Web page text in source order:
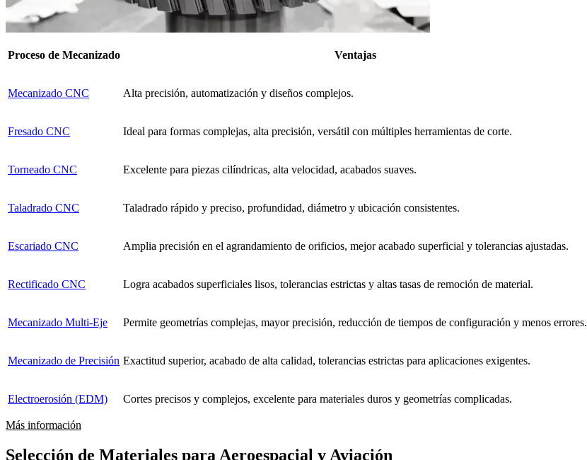
Proceso de Mecanizado Ventajas
Mecanizado CNC Alta precisión, automatización y diseños complejos.
Fresado CNC Ideal para formas complejas, alta precisión, versátil con múltiples herramientas de corte.
Torneado CNC Excelente para piezas cilíndricas, alta velocidad, acabados suaves.
Taladrado CNC Taladrado rápido y preciso, profundidad, diámetro y ubicación consistentes.
Escariado CNC Amplia precisión en el agrandamiento de orificios, mejor acabado superficial y tolerancias ajustadas.
Rectificado CNC Logra acabados superficiales lisos, tolerancias estrictas y altas tasas de remoción de material.
Mecanizado Multi-Eje Permite geometrías complejas, mayor precisión, reducción de tiempos de configuración y menos errores.
Mecanizado de Precisión Exactitud superior, acabado de alta calidad, tolerancias estrictas para aplicaciones exigentes.
Electroerosión (EDM) Cortes precisos y complejos, excelente para materiales duros y geometrías complicadas.
Más información
Selección de Materiales para Aeroespacial y Aviación